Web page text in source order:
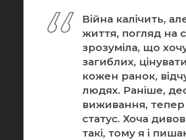
Війна калічить,
життя, погляд на
зрозуміла, що
загиблих,
кожен ранок,
людях. Раніше,
виживання, тепер
статус. Хоча
такі, тому я і